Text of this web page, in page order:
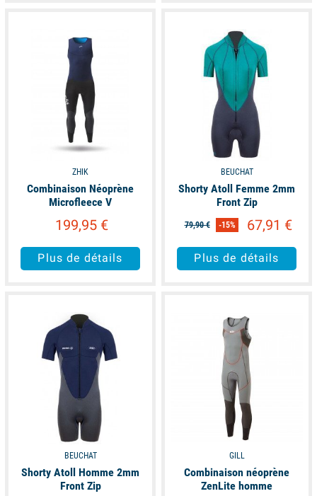
ZHIK
Combinaison Néoprène
Microfleece V
199,95 €
Plus de détails
BEUCHAT
Shorty Atoll Femme 2mm
Front Zip
79,90 € -15% 67,91 €
Plus de détails
BEUCHAT
Shorty Atoll Homme 2mm
Front Zip
GILL
Combinaison néoprène
ZenLite homme